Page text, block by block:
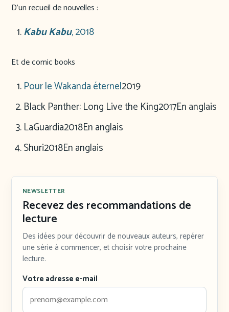
D’un recueil de nouvelles :
Kabu Kabu, 2018
Et de comic books
Pour le Wakanda éternel2019
Black Panther: Long Live the King2017En anglais
LaGuardia2018En anglais
Shuri2018En anglais
NEWSLETTER
Recevez des recommandations de
lecture
Des idées pour découvrir de nouveaux auteurs, repérer
une série à commencer, et choisir votre prochaine
lecture.
Votre adresse e-mail